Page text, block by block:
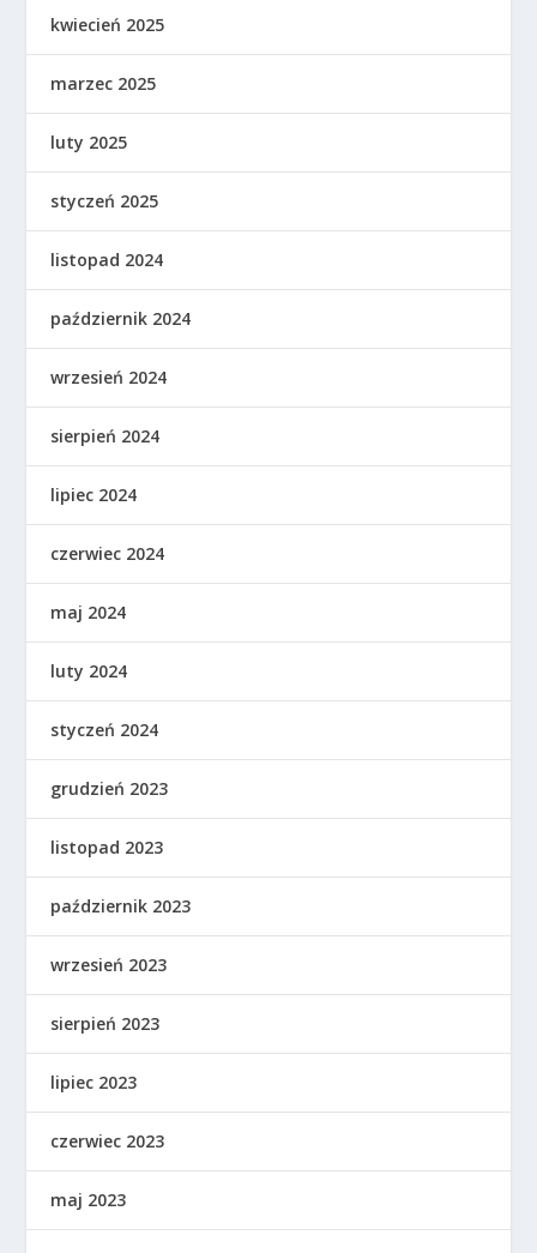
kwiecień 2025
marzec 2025
luty 2025
styczeń 2025
listopad 2024
październik 2024
wrzesień 2024
sierpień 2024
lipiec 2024
czerwiec 2024
maj 2024
luty 2024
styczeń 2024
grudzień 2023
listopad 2023
październik 2023
wrzesień 2023
sierpień 2023
lipiec 2023
czerwiec 2023
maj 2023